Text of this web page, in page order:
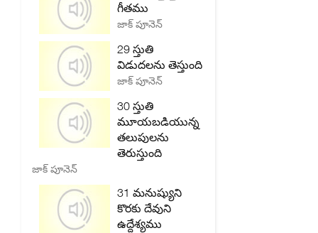
గీతము
జాక్ పూనెన్
29 స్తుతి
విడుదలను తెస్తుంది
జాక్ పూనెన్
30 స్తుతి
మూయబడియున్న
తలుపులను
తెరుస్తుంది
జాక్ పూనెన్
31 మనుష్యుని
కొరకు దేవుని
ఉద్దేశ్యము